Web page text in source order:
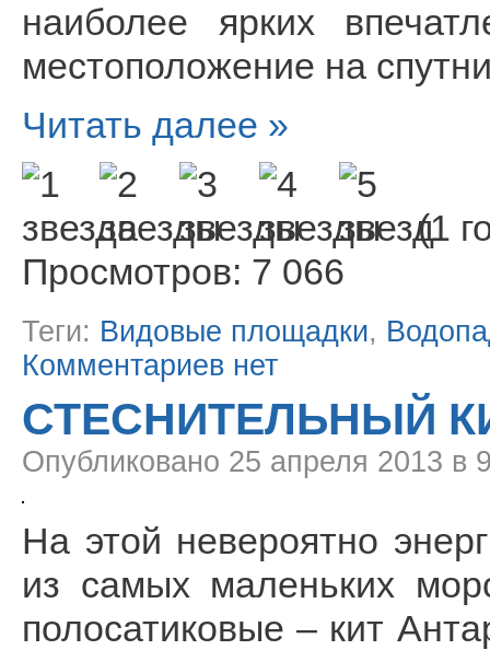
наиболее ярких
местоположение на
Читать далее »
(1
Просмотров: 7 066
Теги: Видовые площадки,
Комментариев нет
СТЕСНИТЕЛЬНЫЙ
Опубликовано 25 апреля 2013 в
На этой невероятно
из самых маленьких
полосатиковые – кит